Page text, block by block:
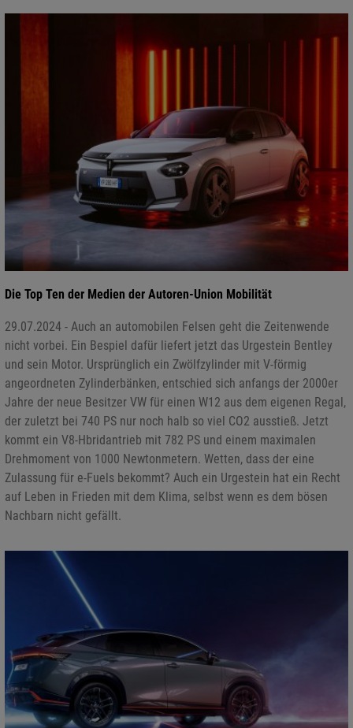
Die Top Ten der Medien der Autoren-Union Mobilität
29.07.2024 - Auch an automobilen Felsen geht die Zeitenwende
nicht vorbei. Ein Bespiel dafür liefert jetzt das Urgestein Bentley
und sein Motor. Ursprünglich ein Zwölfzylinder mit V-förmig
angeordneten Zylinderbänken, entschied sich anfangs der 2000er
Jahre der neue Besitzer VW für einen W12 aus dem eigenen Regal,
der zuletzt bei 740 PS nur noch halb so viel CO2 ausstieß. Jetzt
kommt ein V8-Hbridantrieb mit 782 PS und einem maximalen
Drehmoment von 1000 Newtonmetern. Wetten, dass der eine
Zulassung für e-Fuels bekommt? Auch ein Urgestein hat ein Recht
auf Leben in Frieden mit dem Klima, selbst wenn es dem bösen
Nachbarn nicht gefällt.